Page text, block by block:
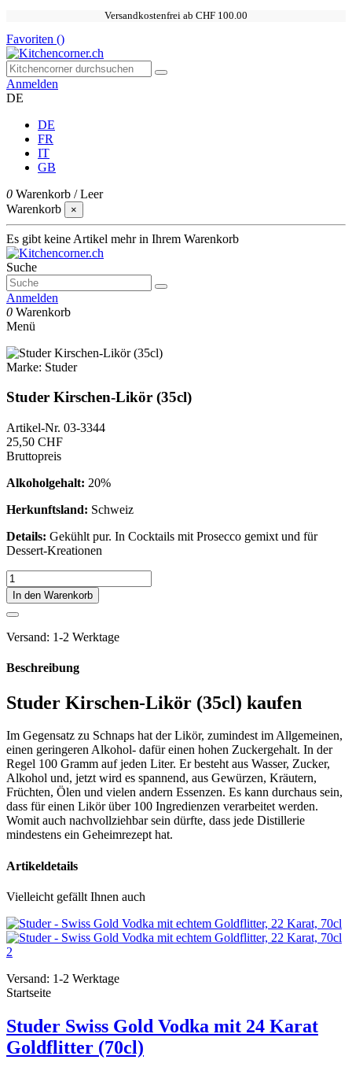
Versandkostenfrei ab CHF 100.00
Favoriten ()
Anmelden
DE
DE
FR
IT
GB
0 Warenkorb /Leer
Warenkorb
×
Es gibt keine Artikel mehr in Ihrem Warenkorb
Suche
Anmelden
0 Warenkorb
Menü
Marke: Studer
Studer Kirschen-Likör (35cl)
Artikel-Nr. 03-3344
25,50 CHF
Bruttopreis
Alkoholgehalt: 20%
Herkunftsland: Schweiz
Details: Gekühlt pur. In Cocktails mit Prosecco gemixt und für
Dessert-Kreationen
In den Warenkorb
Versand: 1-2 Werktage
Beschreibung
Studer Kirschen-Likör (35cl) kaufen
Im Gegensatz zu Schnaps hat der Likör, zumindest im Allgemeinen,
einen geringeren Alkohol- dafür einen hohen Zuckergehalt. In der
Regel 100 Gramm auf jeden Liter. Er besteht aus Wasser, Zucker,
Alkohol und, jetzt wird es spannend, aus Gewürzen, Kräutern,
Früchten, Ölen und vielen andern Essenzen. Es kann durchaus sein,
dass für einen Likör über 100 Ingredienzen verarbeitet werden.
Womit auch nachvollziehbar sein dürfte, dass jede Distillerie
mindestens ein Geheimrezept hat.
Artikeldetails
Vielleicht gefällt Ihnen auch
Versand: 1-2 Werktage
Startseite
Studer Swiss Gold Vodka mit 24 Karat
Goldflitter (70cl)